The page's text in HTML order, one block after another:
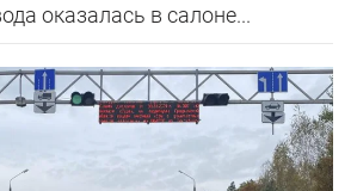
оказалась в салоне...